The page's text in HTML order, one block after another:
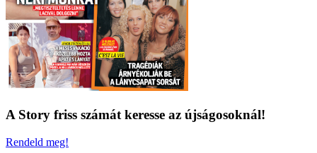
A Story friss számát keresse az újságosoknál!
Rendeld meg!